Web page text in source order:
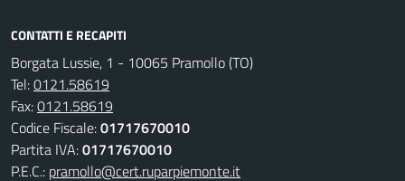
CONTATTI E RECAPITI
Borgata Lussie, 1 - 10065 Pramollo (TO)
Tel:0121.58619
Fax:0121.58619
Codice Fiscale:01717670010
Partita IVA:01717670010
P.E.C.: pramollo@cert.ruparpiemonte.it